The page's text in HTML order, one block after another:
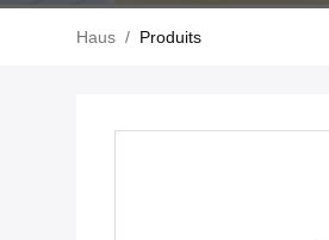
Haus / Produits